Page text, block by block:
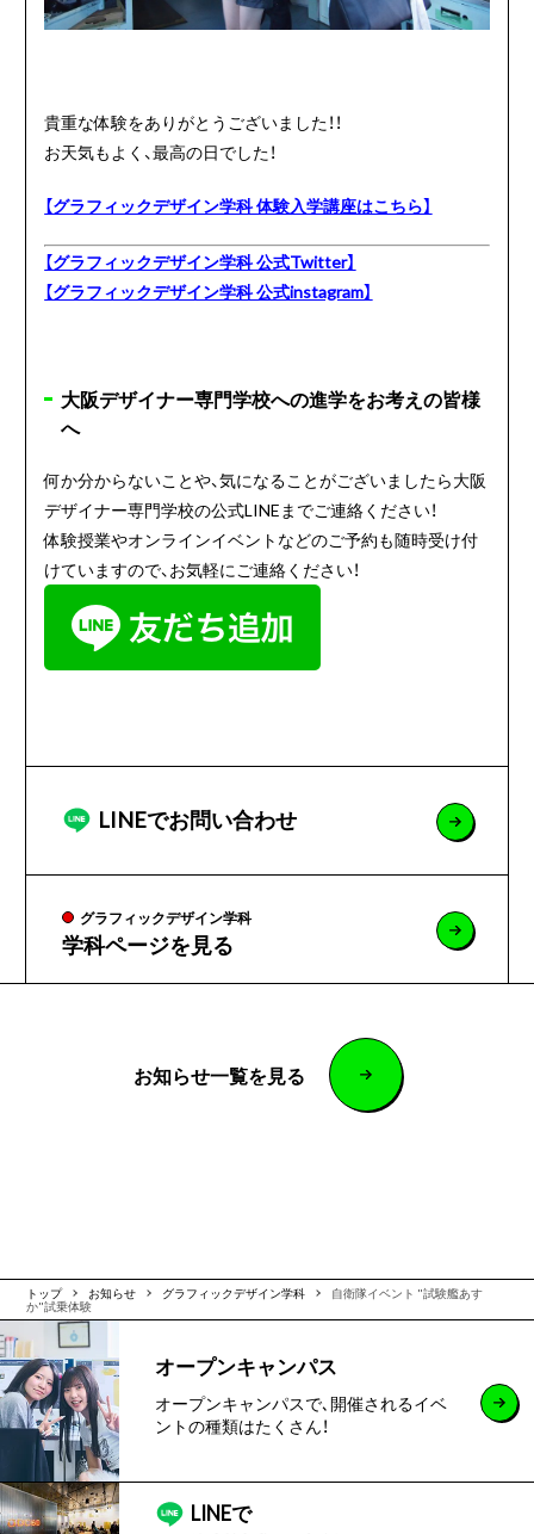
貴重な体験をありがとうございました！！
お天気もよく、最高の日でした！
【グラフィックデザイン学科 体験入学講座はこちら】
【グラフィックデザイン学科 公式Twitter】
【グラフィックデザイン学科 公式instagram】
大阪デザイナー専門学校への進学をお考えの皆様
へ
何か分からないことや、気になることがございましたら大阪
デザイナー専門学校の公式LINEまでご連絡ください！
体験授業やオンラインイベントなどのご予約も随時受け付
けていますので、お気軽にご連絡ください！
LINEでお問い合わせ
グラフィックデザイン学科
学科ページを見る
お知らせ一覧を見る
トップ お知らせ グラフィックデザイン学科 自衛隊イベント "試験艦あす
か"試乗体験
オープンキャンパス
オープンキャンパスで､開催されるイベ
ントの種類はたくさん！
LINEで